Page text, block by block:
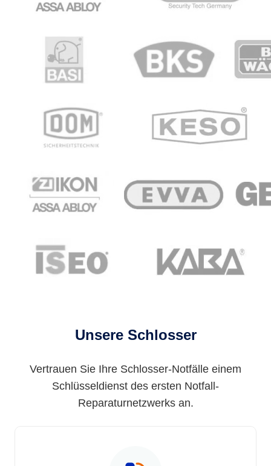
Unsere Schlosser
Vertrauen Sie Ihre Schlosser-Notfälle einem
Schlüsseldienst des ersten Notfall-
Reparaturnetzwerks an.